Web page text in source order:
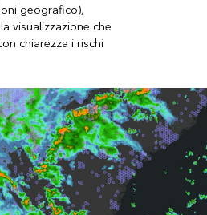
geografico),
visualizzazione che
chiarezza i rischi